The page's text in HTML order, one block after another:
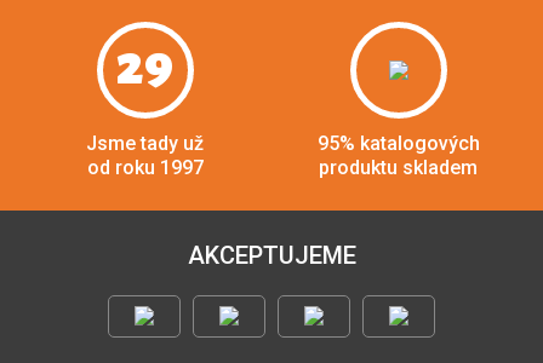
29
Jsme tady už
od roku 1997
95% katalogových
produktu skladem
AKCEPTUJEME